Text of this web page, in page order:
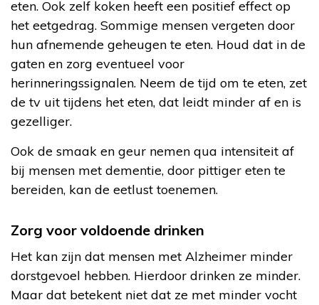
eten. Ook zelf koken heeft een positief effect op
het eetgedrag. Sommige mensen vergeten door
hun afnemende geheugen te eten. Houd dat in de
gaten en zorg eventueel voor
herinneringssignalen. Neem de tijd om te eten, zet
de tv uit tijdens het eten, dat leidt minder af en is
gezelliger.
Ook de smaak en geur nemen qua intensiteit af
bij mensen met dementie, door pittiger eten te
bereiden, kan de eetlust toenemen.
Zorg voor voldoende drinken
Het kan zijn dat mensen met Alzheimer minder
dorstgevoel hebben. Hierdoor drinken ze minder.
Maar dat betekent niet dat ze met minder vocht